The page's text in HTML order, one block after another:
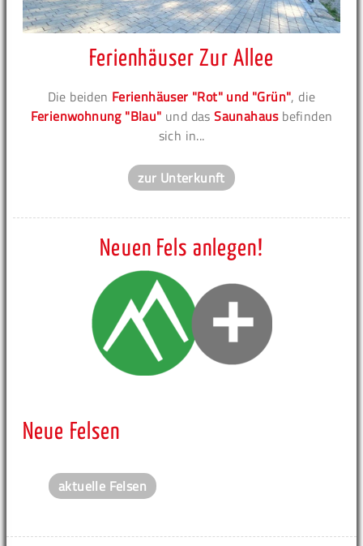
Ferienhäuser Zur Allee
Die beiden Ferienhäuser "Rot" und "Grün", die
Ferienwohnung "Blau" und dasSaunahausbefinden
sich in...
zur Unterkunft
Neuen Fels anlegen!
Neue Felsen
aktuelle Felsen